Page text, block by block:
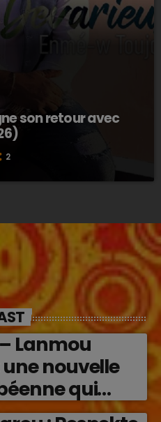
son retour avec
2
– Lanmou
une nouvelle
qui
les émotions